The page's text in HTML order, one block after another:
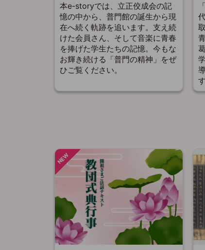
本e-storyでは、立正佼成会の記
憶の中から、普門館の誕生から現
在へ続く軌跡を追います。支え続
けた会員さん、そして音楽に青春
を捧げた学生たちの記憶。今もな
お輝き続ける「普門の精神」をぜ
ひご覧ください。